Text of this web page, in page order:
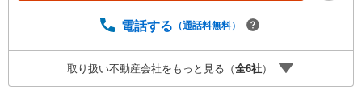
可能です。9:00～21:00まで。ご自宅へお迎え、最寄駅でお
ライフプランのシミュレーションライフプランにあった資
金計画や、住宅ローンのご相談など。○キッズスペースもご
用意しております○お車の無料提携駐車場がございます詳し
電話する （通話料無料）
取り扱い不動産会社をもっと見る（全6社）